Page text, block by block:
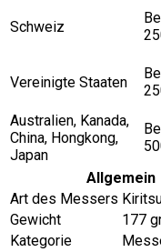
Schweiz
Vereinigte Staaten
Australien, Kanada,
China, Hongkong,
Japan
Allgemein
Art des Messers
Gewicht
177
Kategorie